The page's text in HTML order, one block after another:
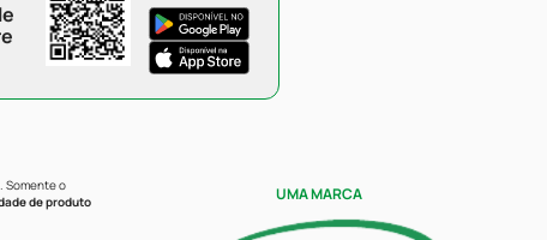
Somente o
de produto
UMA MARCA